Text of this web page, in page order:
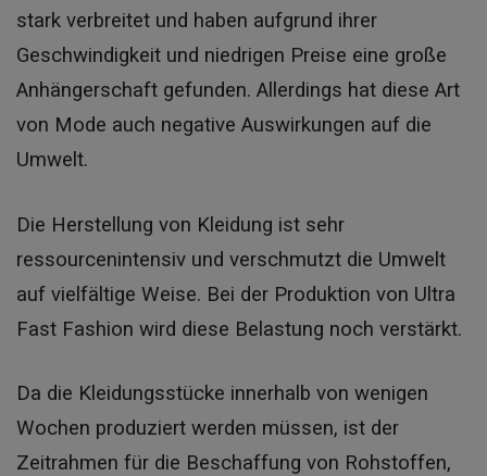
stark verbreitet und haben aufgrund ihrer
Geschwindigkeit und niedrigen Preise eine große
Anhängerschaft gefunden. Allerdings hat diese Art
von Mode auch negative Auswirkungen auf die
Umwelt.
Die Herstellung von Kleidung ist sehr
ressourcenintensiv und verschmutzt die Umwelt
auf vielfältige Weise. Bei der Produktion von Ultra
Fast Fashion wird diese Belastung noch verstärkt.
Da die Kleidungsstücke innerhalb von wenigen
Wochen produziert werden müssen, ist der
Zeitrahmen für die Beschaffung von Rohstoffen,